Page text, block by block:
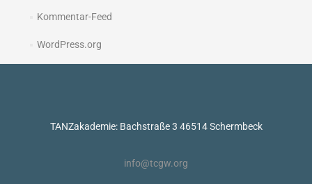
Kommentar-Feed
WordPress.org
TANZakademie: Bachstraße 3 46514 Schermbeck
info@tcgw.org